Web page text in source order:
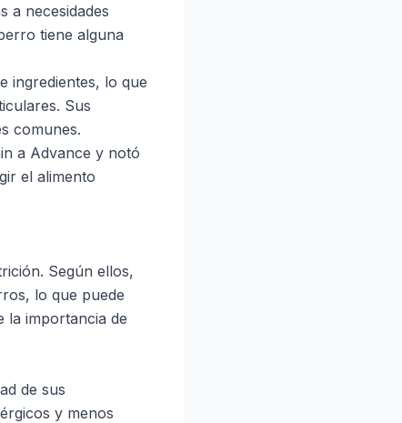
a necesidades
tiene alguna
ingredientes, lo que
Sus
comunes.
a Advance y notó
el alimento
Según ellos,
lo que puede
la importancia de
de sus
y menos